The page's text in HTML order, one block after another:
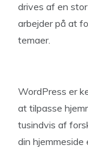
drives af en
arbejder på at
temaer.
WordPress er
at tilpasse
tusindvis af
din